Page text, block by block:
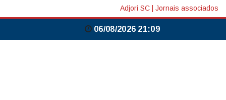
Adjori SC Jornais associados
06/08/2026 21:09